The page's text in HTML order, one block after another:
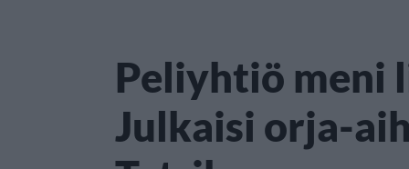
Peliyhtiö meni
Julkaisi orja-